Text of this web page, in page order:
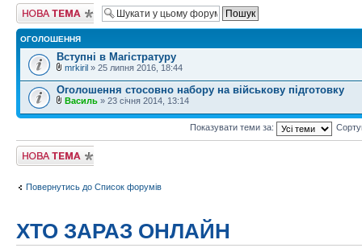
Створити нову
тему
ОГОЛОШЕННЯ
Вступні в Магістратуру
mrkiril » 25 липня 2016, 18:44
Оголошення стосовно набору на військову підготовку
Василь » 23 січня 2014, 13:14
Показувати теми за:
Створити нову
тему
Повернутись до Список форумів
ХТО ЗАРАЗ ОНЛАЙН